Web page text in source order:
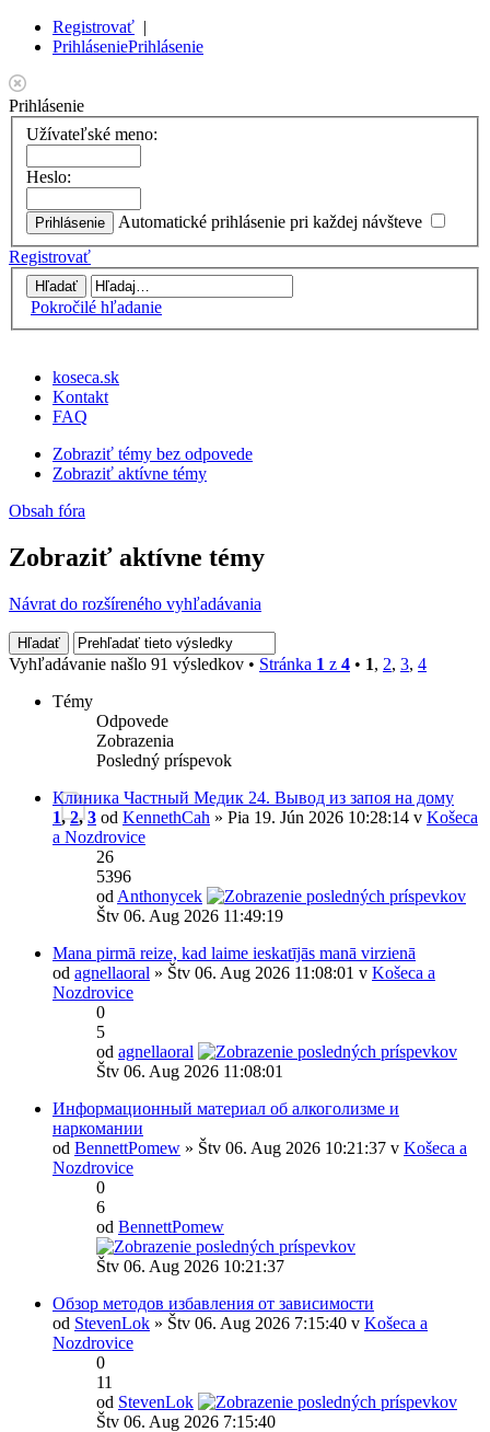
Registrovať |
PrihláseniePrihlásenie
Prihlásenie
Užívateľské meno:
Heslo:
Automatické prihlásenie pri každej návšteve
Registrovať
Pokročilé hľadanie
koseca.sk
Kontakt
FAQ
Zobraziť témy bez odpovede
Zobraziť aktívne témy
Obsah fóra
Zobraziť aktívne témy
Návrat do rozšíreného vyhľadávania
Vyhľadávanie našlo 91 výsledkov • Stránka 1 z 4 • 1, 2, 3, 4
Témy
Odpovede
Zobrazenia
Posledný príspevok
Клиника Частный Медик 24. Вывод из запоя на дому
1,2,3 od KennethCah » Pia 19. Jún 2026 10:28:14 v Košeca
a Nozdrovice
26
5396
od Anthonycek
Štv 06. Aug 2026 11:49:19
Mana pirmā reize, kad laime ieskatījās manā virzienā
od agnellaoral » Štv 06. Aug 2026 11:08:01 v Košeca a
Nozdrovice
0
5
od agnellaoral
Štv 06. Aug 2026 11:08:01
Информационный материал об алкоголизме и
наркомании
od BennettPomew » Štv 06. Aug 2026 10:21:37 v Košeca a
Nozdrovice
0
6
od BennettPomew
Štv 06. Aug 2026 10:21:37
Обзор методов избавления от зависимости
od StevenLok » Štv 06. Aug 2026 7:15:40 v Košeca a
Nozdrovice
0
11
od StevenLok
Štv 06. Aug 2026 7:15:40